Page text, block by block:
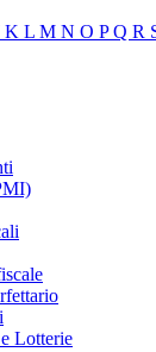
K L M N O PQ R
Lotterie